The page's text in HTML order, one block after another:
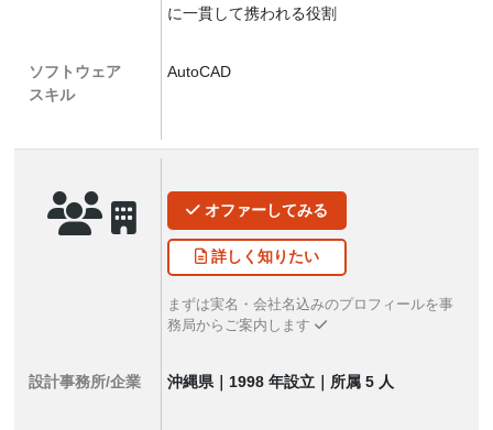
に一貫して携われる役割
ソフトウェア
スキル
AutoCAD
オファーしてみる
詳しく知りたい
まずは実名・会社名込みのプロフィールを事
務局からご案内します
設計事務所/企業 沖縄県｜1998 年設立｜所属 5 人